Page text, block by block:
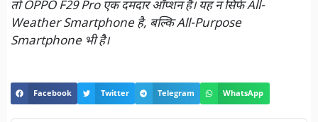
तो OPPO F29 Pro एक दमदार ऑप्शन है। यह न सिर्फ All-
Weather Smartphone है, बल्कि All-Purpose
Smartphone भी है।
Facebook Twitter Telegram WhatsApp